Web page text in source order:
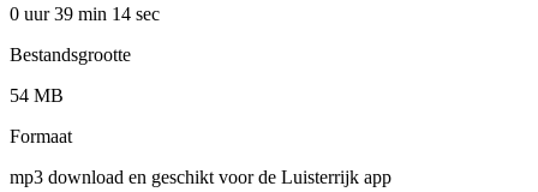
0 uur 39 min 14 sec
Bestandsgrootte
54 MB
Formaat
mp3 download en geschikt voor de Luisterrijk app